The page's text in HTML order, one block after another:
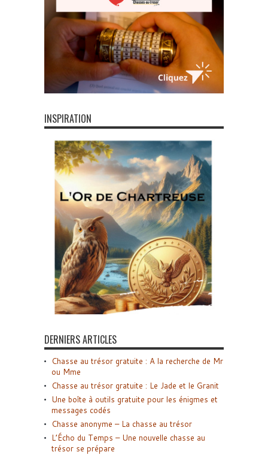
INSPIRATION
DERNIERS ARTICLES
Chasse au trésor gratuite : A la recherche de Mr
ou Mme
Chasse au trésor gratuite : Le Jade et le Granit
Une boîte à outils gratuite pour les énigmes et
messages codés
Chasse anonyme – La chasse au trésor
L’Écho du Temps – Une nouvelle chasse au
trésor se prépare